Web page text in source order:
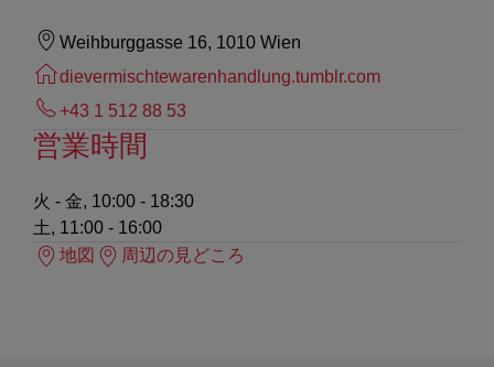
Weihburggasse 16, 1010 Wien
dievermischtewarenhandlung.tumblr.com
+43 1 512 88 53
営業時間
火 - 金, 10:00 - 18:30
土, 11:00 - 16:00
地図
周辺の見どころ